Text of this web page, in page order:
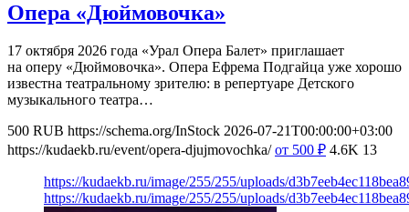
Опера «Дюймовочка»
17 октября 2026 года «Урал Опера Балет» приглашает
на оперу «Дюймовочка». Опера Ефрема Подгайца уже хорошо
известна театральному зрителю: в репертуаре Детского
музыкального театра…
500 RUB https://schema.org/InStock 2026-07-21T00:00:00+03:00
https://kudaekb.ru/event/opera-djujmovochka/ от 500 ₽ 4.6K 13
https://kudaekb.ru/image/255/255/uploads/
https://kudaekb.ru/image/255/255/uploads/